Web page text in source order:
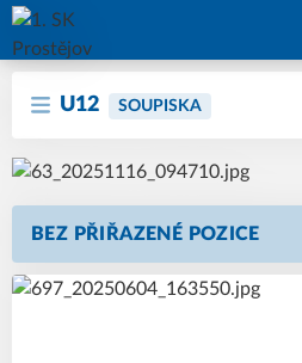
1. SK Prostějov
U12 SOUPISKA
BEZ PŘIŘAZENÉ POZICE